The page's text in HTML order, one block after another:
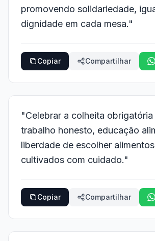
promovendo solidariedade,
dignidade em cada mesa."
Copiar Compartilhar
"Celebrar a colheita
trabalho honesto, educação
liberdade de escolher
cultivados com cuidado."
Copiar Compartilhar